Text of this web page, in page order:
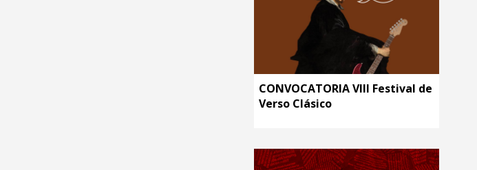
CONVOCATORIA VIII Festival de
Verso Clásico